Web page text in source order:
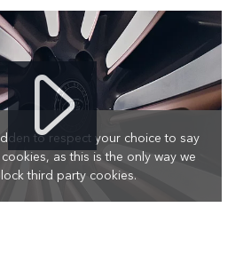
to respect your choice to say
as this is the only way we
third party cookies.